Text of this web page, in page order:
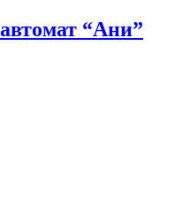
“Ани”